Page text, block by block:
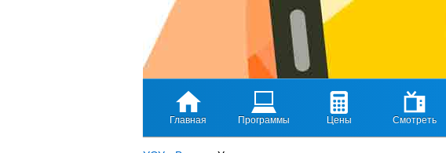
Главная Программы Цены Смотреть